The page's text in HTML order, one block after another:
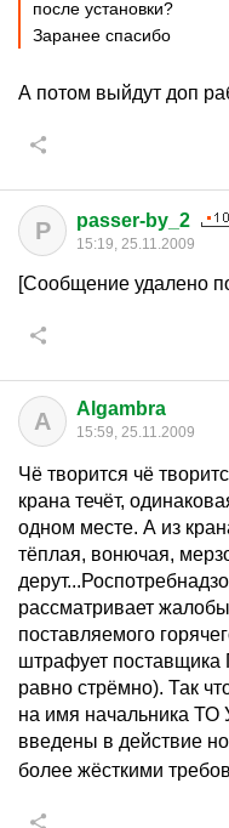
после установки?
Заранее спасибо
А потом выйдут доп
P passer-by_2
15:19, 25.11.2009
[Сообщение удалено
A Algambra
15:59, 25.11.2009
Чё творится чё
крана течёт,
одном месте. А из
тёплая, вонючая,
рассматривает
поставляемого
штрафует поставщика
равно стрёмно). Так
на имя начальника ТО
введены в действие
более жёсткими